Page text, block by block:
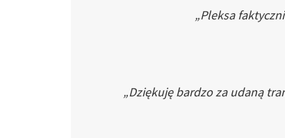
„Pleksa
„Dziękuję bardzo za udaną